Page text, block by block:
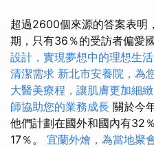
超過2600個來源的答案表明
期，只有36％的受訪者偏愛
設計，實現夢想中的理想生活
清潔需求 新北市安養院，為
大醫美療程，讓肌膚更加細緻
師協助您的業務成長 關於今
他們計劃在國外和國內有32
17％。 宜蘭外燴，為當地聚